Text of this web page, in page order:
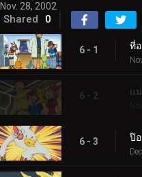
Nov. 28, 2002
Shared 0
6 - 1 ที่
6 - 2 แ
6 - 3 ป๊อ